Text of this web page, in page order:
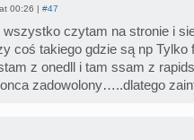
00:26 | #47
wszystko czytam na stronie i
coś takiego gdzie są np Tylko
z onedll i tam ssam z
zadowolony…..dlatego